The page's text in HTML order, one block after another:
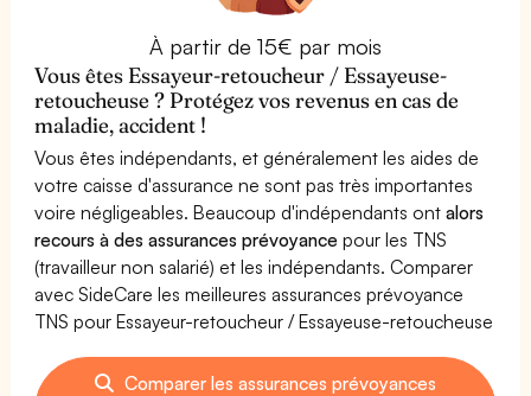
À partir de 15€ par mois
Vous êtes Essayeur-retoucheur / Essayeuse-
retoucheuse ? Protégez vos revenus en cas de
maladie, accident !
Vous êtes indépendants, et généralement les aides de
votre caisse d'assurance ne sont pas très importantes
voire négligeables. Beaucoup d'indépendants ontalors
recours à des assurances prévoyance pour les TNS
(travailleur non salarié) et les indépendants. Comparer
avec SideCare les meilleures assurances prévoyance
TNS pour Essayeur-retoucheur / Essayeuse-retoucheuse
Comparer les assurances prévoyances